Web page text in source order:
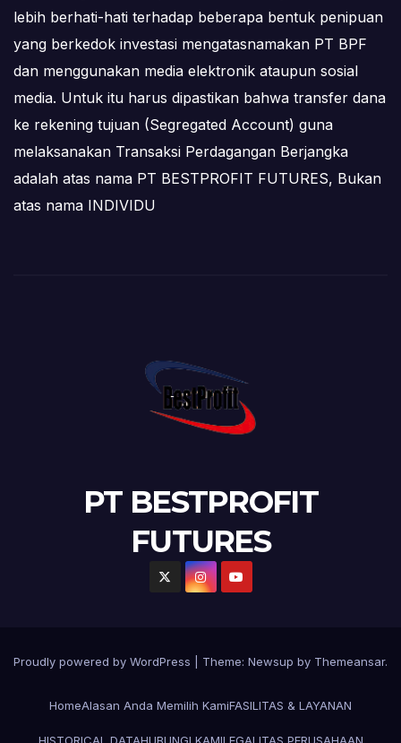
lebih berhati-hati terhadap beberapa bentuk penipuan
yang berkedok investasi mengatasnamakan PT BPF
dan menggunakan media elektronik ataupun sosial
media. Untuk itu harus dipastikan bahwa transfer dana
ke rekening tujuan (Segregated Account) guna
melaksanakan Transaksi Perdagangan Berjangka
adalah atas nama PT BESTPROFIT FUTURES, Bukan
atas nama INDIVIDU
PT BESTPROFIT
FUTURES
Proudly powered by WordPress Theme: Newsup by Themeansar.
HomeAlasan Anda Memilih KamiFASILITAS & LAYANAN
HISTORICAL DATAHUBUNGI KAMILEGALITAS PERUSAHAAN